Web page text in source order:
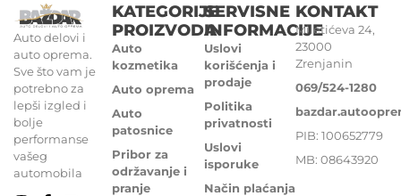
Auto delovi i
auto oprema.
Sve što vam je
potrebno za
lepši izgled i
bolje
performanse
vašeg
automobila
KATEGORIJE
PROIZVODA
Auto
kozmetika
Auto oprema
Auto
patosnice
Pribor za
održavanje i
pranje
SERVISNE
INFORMACIJE
Uslovi
korišćenja i
prodaje
Politika
privatnosti
Uslovi
isporuke
Način plaćanja
KONTAKT
Miletićeva 24,
23000
Zrenjanin
069/524-1280
PIB: 100652779
MB: 08643920